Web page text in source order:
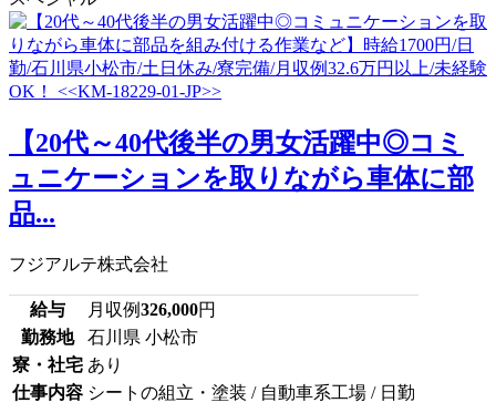
【20代～40代後半の男女活躍中◎コミ
ュニケーションを取りながら車体に部
品...
フジアルテ株式会社
給与 月収例326,000円
勤務地
石川県 小松市
寮・社宅 あり
仕事内容 シートの組立・塗装 / 自動車系工場 / 日勤